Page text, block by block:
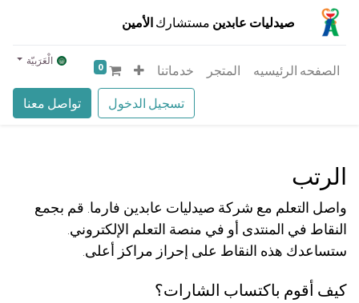
صيدليات عابدين مستشارك الأمين
تسجيل الدخول تواصل معنا
الصفحه الرئيسيه المتجر خدماتنا 0 الْعَرَبيّة
الرتب
واصل التعلم مع شركة صيدليات عابدين فارما. قم بجمع
النقاط في المنتدى أو في منصة التعلم الإلكتروني.
ستساعدك هذه النقاط على إحراز مراكز أعلى.
كيف أقوم باكتساب الشارات؟